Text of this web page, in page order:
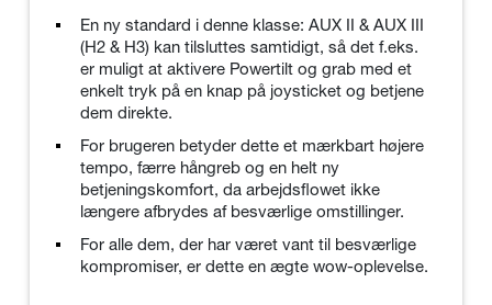
En ny standard i denne klasse: AUX II & AUX III
(H2 & H3) kan tilsluttes samtidigt, så det f.eks.
er muligt at aktivere Powertilt og grab med et
enkelt tryk på en knap på joysticket og betjene
dem direkte.
For brugeren betyder dette et mærkbart højere
tempo, færre hångreb og en helt ny
betjeningskomfort, da arbejdsflowet ikke
længere afbrydes af besværlige omstillinger.
For alle dem, der har været vant til besværlige
kompromiser, er dette en ægte wow-oplevelse.